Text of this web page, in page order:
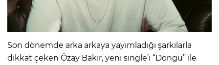
Son dönemde arka arkaya yayımladığı şarkılarla
dikkat çeken Özay Bakır, yeni single’ı “Döngü” ile